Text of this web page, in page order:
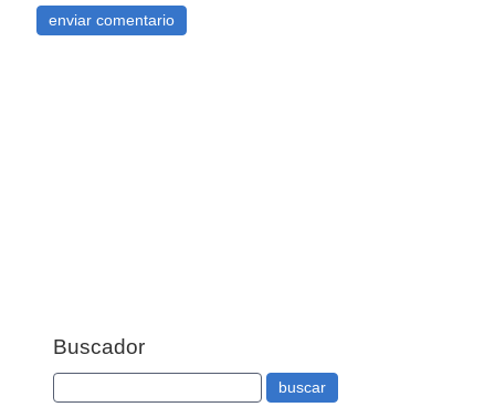
Buscador